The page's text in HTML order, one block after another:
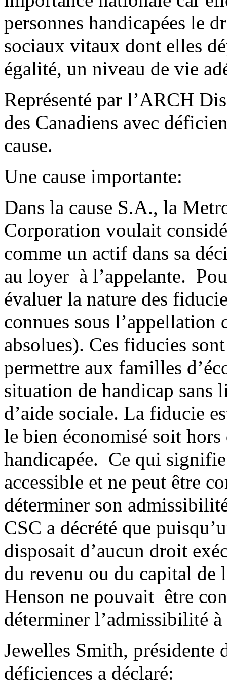
personnes handicapées le
sociaux vitaux dont elles
égalité, un niveau de vie
Représenté par l’ARCH
des Canadiens avec
cause.
Une cause importante:
Dans la cause S.A., la
Corporation voulait
comme un actif dans sa
au loyer à l’appelante.
évaluer la nature des
connues sous
absolues). Ces fiducies
permettre aux familles
situation de handicap
d’aide sociale. La fiducie
le bien économisé soit
handicapée. Ce qui
accessible et ne peut être
déterminer son
CSC a décrété que
disposait d’aucun droit
du revenu ou du capital
Henson ne pouvait être
déterminer l’admissibilité
Jewelles Smith, présidente
déficiences a déclaré: